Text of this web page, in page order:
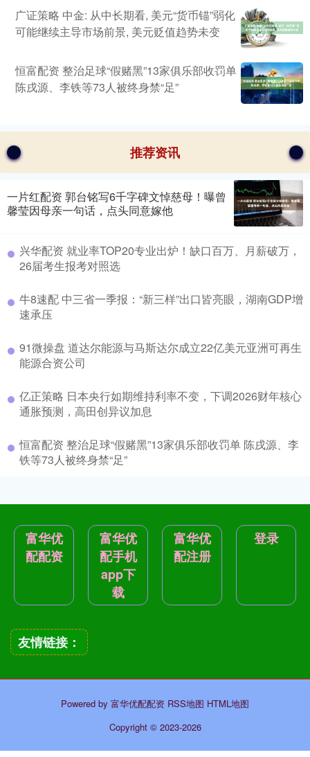
广证策略 中金: 从中长期看, 美元“货币锚”弱化
可能继续主导市场前景, 美元贬值趋势未变
恒富配资 整治足球“假赌黑”13家俱乐部收罚单
陈戌源、李铁等73人被终身禁“足”
推荐资讯
一片红配资 郭台铭写6千字碑文悼慈母！曝曾
馨莹因母亲一句话，点头同意嫁他
兴华配资 就业率TOP20专业出炉！缺口百万、月薪破万，
26届考生报考对照选
牛8速配 中三省一季报：“新三样”出口皆亮眼，湖南GDP增
速承压
91微操盘 道达尔能源与马斯达尔成立22亿美元亚洲可再生
能源合资公司
亿正策略 日本央行如期维持利率不变，下调2026财年核心
通胀预测，高田创异议加息
恒富配资 整治足球“假赌黑”13家俱乐部收罚单 陈戌源、李
铁等73人被终身禁“足”
富华优
配配资
富华优
配手机
app下
载
富华优
配注册
登录
友情链接：
Powered by 富华优配配资 RSS地图 HTML地图
Copyright © 2023-2026